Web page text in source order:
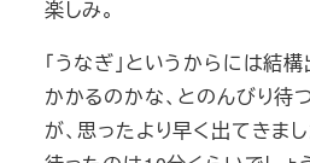
楽しみ。
「うなぎ」というからには結
かかるのかな、とのんびり待
が、思ったより早く出てきまし